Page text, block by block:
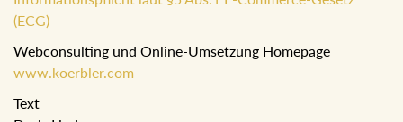
(ECG)
Webconsulting und Online-Umsetzung Homepage
www.koerbler.com
Text